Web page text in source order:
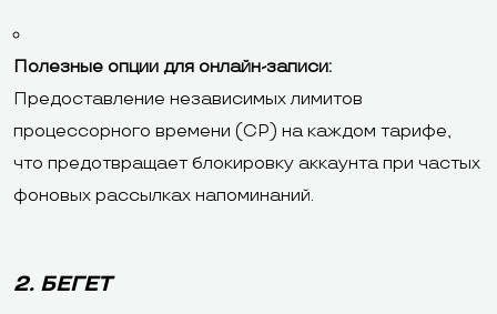
Полезные опции для онлайн-записи:
Предоставление независимых лимитов
процессорного времени (CP) на каждом тарифе,
что предотвращает блокировку аккаунта при частых
фоновых рассылках напоминаний.
2. БЕГЕТ